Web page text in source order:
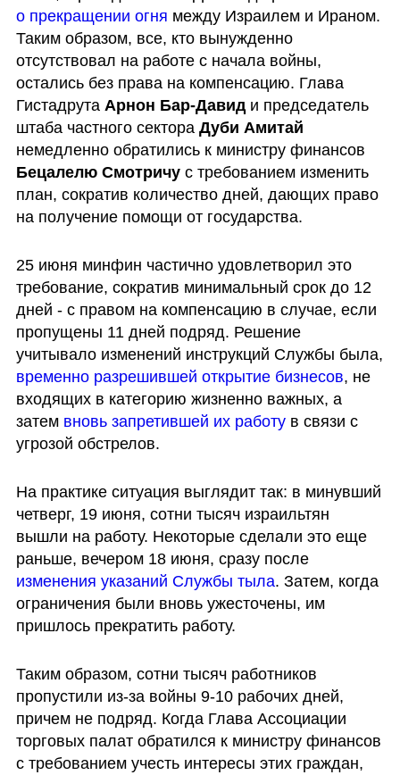
о прекращении огня между Израилем и Ираном.
Таким образом, все, кто вынужденно
отсутствовал на работе с начала войны,
остались без права на компенсацию. Глава
Гистадрута Арнон Бар-Давид и председатель
штаба частного сектора Дуби Амитай
Бецалелю Смотричу с требованием изменить
план, сократив количество дней, дающих право
на получение помощи от государства.
25 июня минфин частично удовлетворил это
требование, сократив минимальный срок до 12
дней - с правом на компенсацию в случае, если
пропущены 11 дней подряд. Решение
временно разрешившей открытие бизнесов, не
входящих в категорию жизненно важных, а
затем вновь запретившей их работу в связи с
угрозой обстрелов.
На практике ситуация выглядит так: в минувший
четверг, 19 июня, сотни тысяч израильтян
вышли на работу. Некоторые сделали это еще
раньше, вечером 18 июня, сразу после
изменения указаний Службы тыла. Затем, когда
ограничения были вновь ужесточены, им
пришлось прекратить работу.
Таким образом, сотни тысяч работников
пропустили из-за войны 9-10 рабочих дней,
причем не подряд. Когда Глава Ассоциации
торговых палат обратился к министру финансов
с требованием учесть интересы этих граждан,